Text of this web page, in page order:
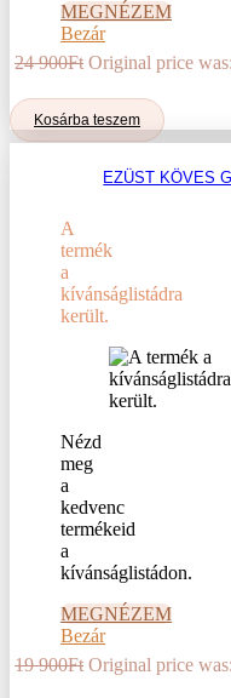
MEGNÉZEM
Bezár
24 900Ft Original price
Kosárba teszem
EZÜST KÖVES
A
termék
a
kívánságlistádra
került.
Nézd
meg
a
kedvenc
termékeid
a
kívánságlistádon.
MEGNÉZEM
Bezár
19 900Ft Original price